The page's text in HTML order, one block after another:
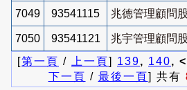
7049 93541115 兆德管理顧問
7050 93541121
兆宇管理顧問
[第一頁 / 上一頁] 139, 140,
下一頁 / 最後一頁] 共有